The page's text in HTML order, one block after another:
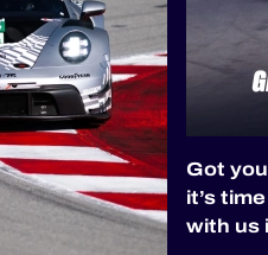
Got
it’s
with us